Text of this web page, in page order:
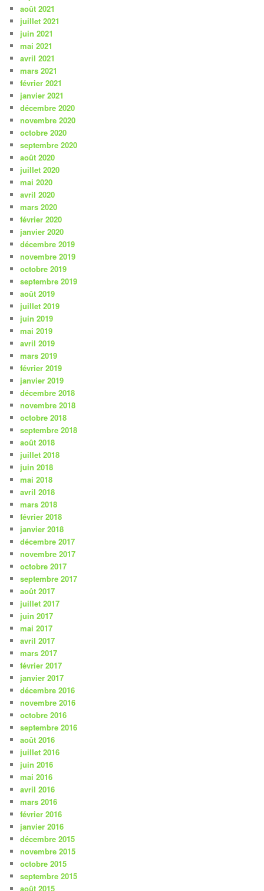
août 2021
juillet 2021
juin 2021
mai 2021
avril 2021
mars 2021
février 2021
janvier 2021
décembre 2020
novembre 2020
octobre 2020
septembre 2020
août 2020
juillet 2020
mai 2020
avril 2020
mars 2020
février 2020
janvier 2020
décembre 2019
novembre 2019
octobre 2019
septembre 2019
août 2019
juillet 2019
juin 2019
mai 2019
avril 2019
mars 2019
février 2019
janvier 2019
décembre 2018
novembre 2018
octobre 2018
septembre 2018
août 2018
juillet 2018
juin 2018
mai 2018
avril 2018
mars 2018
février 2018
janvier 2018
décembre 2017
novembre 2017
octobre 2017
septembre 2017
août 2017
juillet 2017
juin 2017
mai 2017
avril 2017
mars 2017
février 2017
janvier 2017
décembre 2016
novembre 2016
octobre 2016
septembre 2016
août 2016
juillet 2016
juin 2016
mai 2016
avril 2016
mars 2016
février 2016
janvier 2016
décembre 2015
novembre 2015
octobre 2015
septembre 2015
août 2015